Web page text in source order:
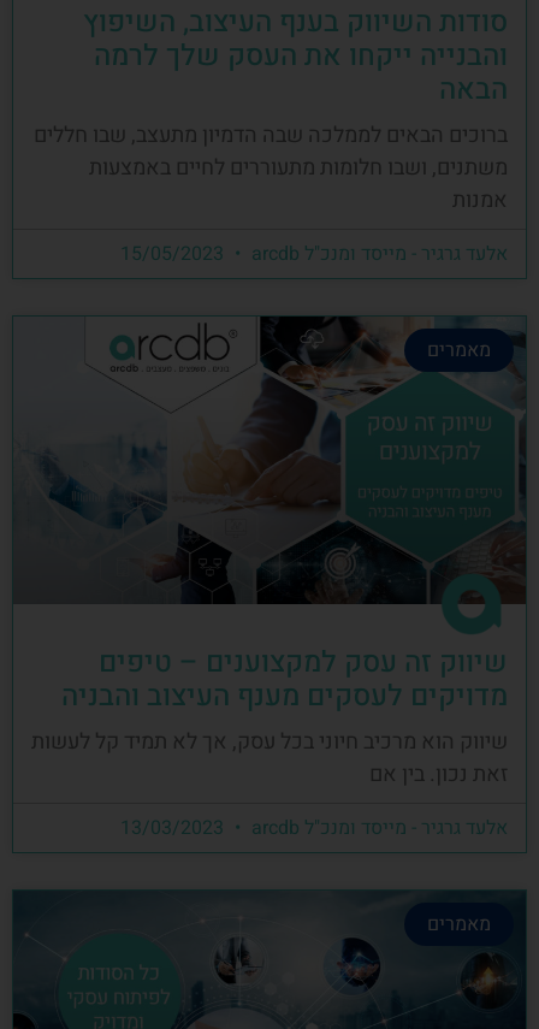
סודות השיווק בענף העיצוב, השיפוץ
והבנייה ייקחו את העסק שלך לרמה
הבאה
ברוכים הבאים לממלכה שבה הדמיון מתעצב, שבו חללים
משתנים, ושבו חלומות מתעוררים לחיים באמצעות
אמנות
אלעד גרגיר - מייסד ומנכ"ל arcdb
מאמרים
שיווק זה עסק למקצוענים – טיפים
מדויקים לעסקים מענף העיצוב והבניה
שיווק הוא מרכיב חיוני בכל עסק, אך לא תמיד קל לעשות
זאת נכון. בין אם
אלעד גרגיר - מייסד ומנכ"ל arcdb
מאמרים